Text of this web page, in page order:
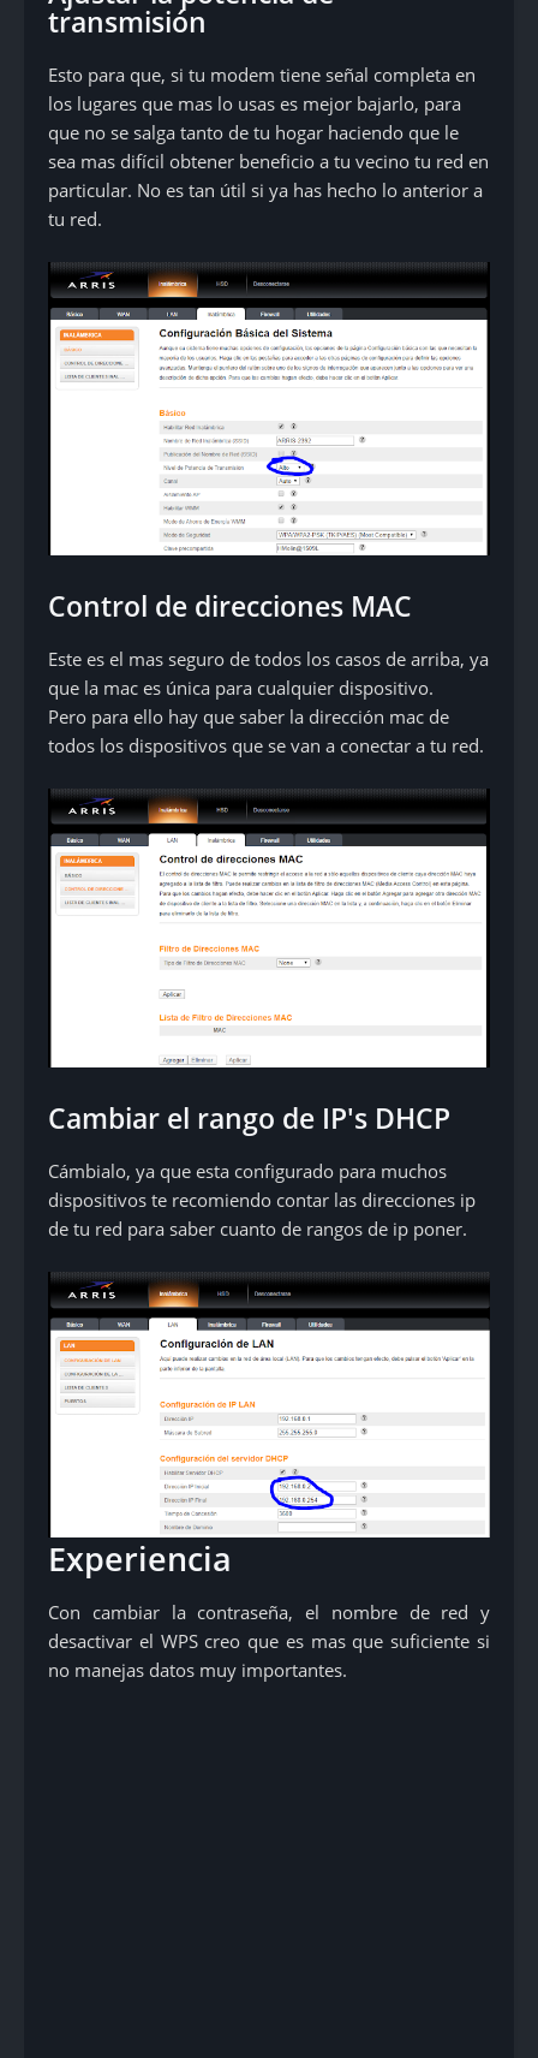
transmisión
Esto para que, si tu modem tiene señal completa en
los lugares que mas lo usas es mejor bajarlo, para
que no se salga tanto de tu hogar haciendo que le
sea mas difícil obtener beneficio a tu vecino tu red en
particular. No es tan útil si ya has hecho lo anterior a
tu red.
Control de direcciones MAC
Este es el mas seguro de todos los casos de arriba, ya
que la mac es única para cualquier dispositivo.
Pero para ello hay que saber la dirección mac de
todos los dispositivos que se van a conectar a tu red.
Cambiar el rango de IP's DHCP
Cámbialo, ya que esta configurado para muchos
dispositivos te recomiendo contar las direcciones ip
de tu red para saber cuanto de rangos de ip poner.
Experiencia
Con cambiar la contraseña, el nombre de red y
desactivar el WPS creo que es mas que suficiente si
no manejas datos muy importantes.